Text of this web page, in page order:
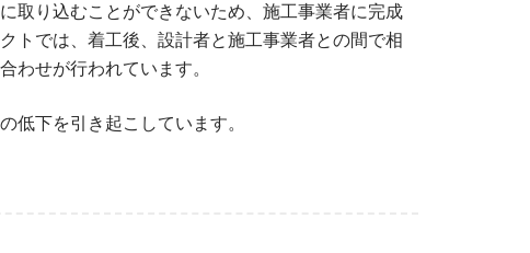
取り込むことができないため、施工事業者に完成
トでは、着工後、設計者と施工事業者との間で相
わせが行われています。
低下を引き起こしています。